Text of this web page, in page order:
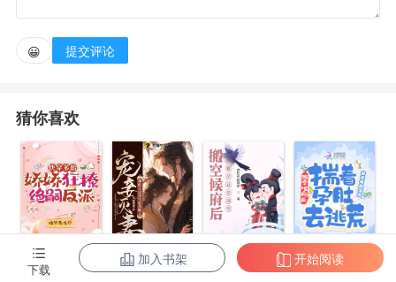
😀 提交评论
猜你喜欢
快穿多胎，娇
娇狂撩绝嗣反
宠妾灭妻？神
医主母重生后
搬空候府后，
揣着孕肚去逃
搬空侯府后，
揣着孕肚去逃
下载
加入书架 开始阅读